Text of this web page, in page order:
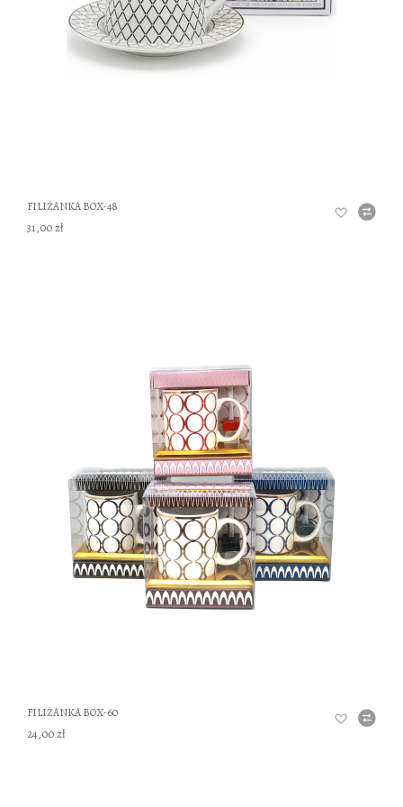
FILIŻANKA BOX-48
31,00 zł
FILIŻANKA BOX-60
24,00 zł